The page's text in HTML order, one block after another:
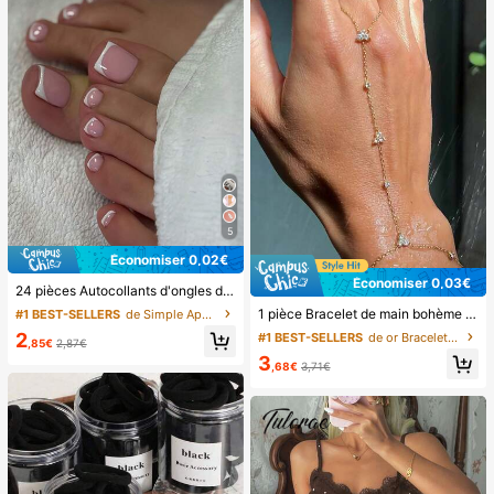
5
Économiser 0,02€
24 pièces Autocollants d'ongles d'orteil carrés pour créer de nouveaux designs d'ongles ! Base nude rétro à la mode, ensemble d'ongles d'orteil français avec bordure blanc nuage, ensemble d'ongles d'orteil français crémeux élégant à couverture complète, conçu pour les femmes et les filles. L'ensemble comprend 1 feuille adhésive et 1 mini lime à ongles, gel de gelée, livraison aléatoire. Faux ongles à clipser, fournitures pour nail art, produits pour les ongles.
#1 BEST-SELLERS de Simple Appuyez sur les faux ongles
2,85€ 2,87€
Économiser 0,03€
1 pièce Bracelet de main bohème en cristal avec chaîne de doigt et strass, accessoire de bijoux pour les fêtes
#1 BEST-SELLERS de or Bracelets mitaines pour femmes
3 ,68€ 3,71€